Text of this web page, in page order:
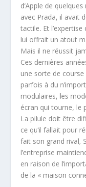
d’Apple de
avec Prada, il avait
tactile. Et
lui offrait un atout
Mais il ne réussit
Ces dernières
une sorte de course
parfois à du
modulaires, les
écran qui tourne, le
La pilule doit être
ce qu’il fallait pour
fait son grand rival,
l’entreprise
en raison de
de la « maison